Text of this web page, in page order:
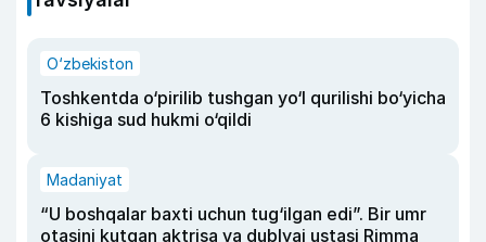
O‘zbekiston
Toshkentda o‘pirilib tushgan yo‘l qurilishi bo‘yicha
6 kishiga sud hukmi o‘qildi
Madaniyat
“U boshqalar baxti uchun tug‘ilgan edi”. Bir umr
otasini kutgan aktrisa va dublyaj ustasi Rimma